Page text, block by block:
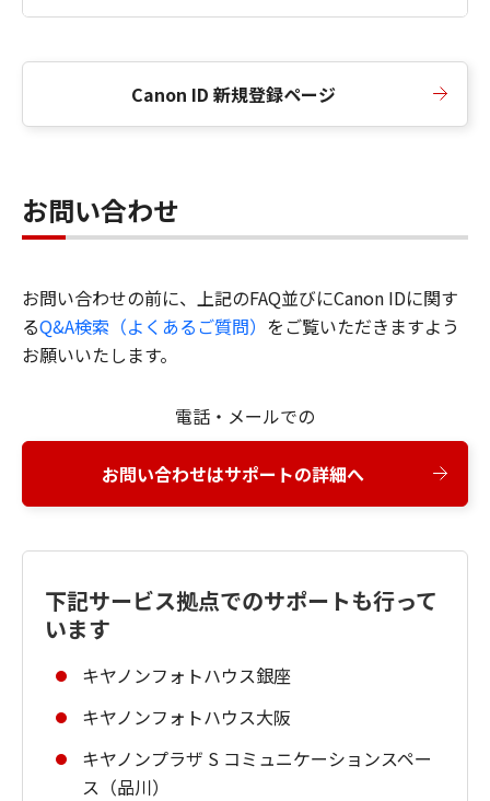
Canon ID 新規登録ページ
お問い合わせ
お問い合わせの前に、上記のFAQ並びにCanon IDに関す
るQ&A検索（よくあるご質問） をご覧いただきますよう
お願いいたします。
電話・メールでの
お問い合わせはサポートの詳細へ
下記サービス拠点でのサポートも行って
います
キヤノンフォトハウス銀座
キヤノンフォトハウス大阪
キヤノンプラザ S コミュニケーションスペー
ス（品川）